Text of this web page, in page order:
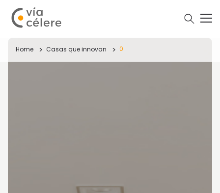
Home Casas que innovan 0